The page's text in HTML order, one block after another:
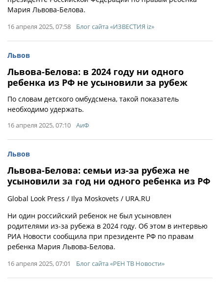
Мария Львова-Белова.
16 апреля 2025, 07:58 Блог сайта «ИЗВЕСТИЯ iz»
Львов
Львова-Белова: в 2024 году ни одного
ребенка из РФ не усыновили за рубеж
По словам детского омбудсмена, такой показатель
необходимо удержать.
16 апреля 2025, 07:10 АиФ
Львов
Львова-Белова: семьи из-за рубежа не
усыновили за год ни одного ребенка из РФ
Global Look Press / Ilya Moskovets / URA.RU
Ни один российский ребенок не был усыновлен
родителями из-за рубежа в 2024 году. Об этом в интервью
РИА Новости сообщила при президенте РФ по правам
ребенка Мария Львова-Белова.
16 апреля 2025, 07:01 Блог сайта «РЕН ТВ Новости»